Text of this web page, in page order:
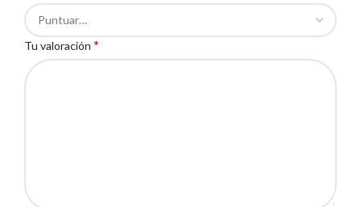
Tu valoración *